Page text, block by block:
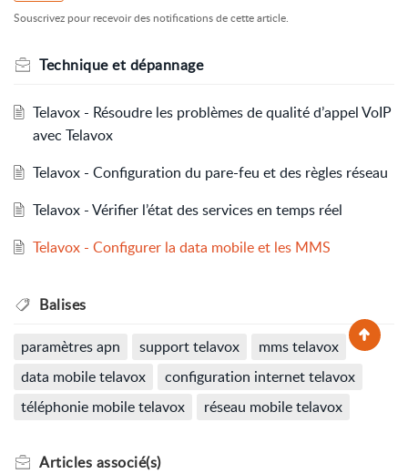
Souscrivez pour recevoir des notifications de cette article.
Technique et dépannage
Telavox - Résoudre les problèmes de qualité d’appel VoIP
avec Telavox
Telavox - Configuration du pare-feu et des règles réseau
Telavox - Vérifier l’état des services en temps réel
Telavox - Configurer la data mobile et les MMS
Balises
paramètres apn support telavox
mms telavox
data mobile telavox
configuration internet telavox
téléphonie mobile telavox
réseau mobile telavox
Articles associé(s)